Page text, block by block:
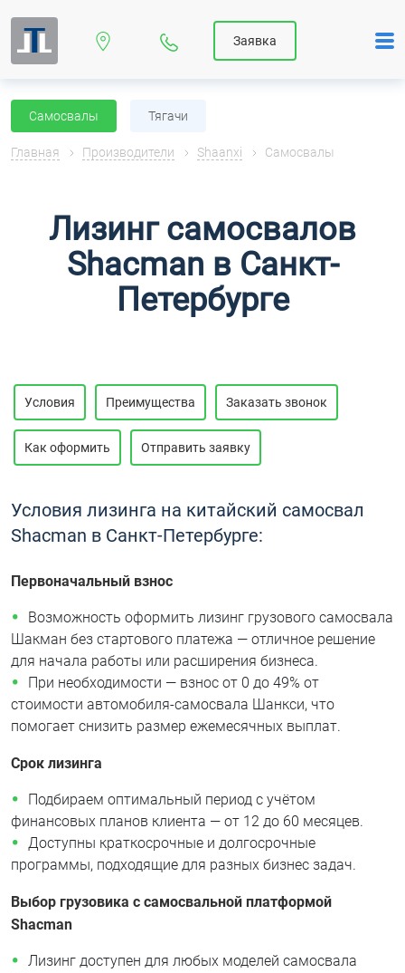
Заявка
Самосвалы Тягачи
Главная Производители Shaanxi Самосвалы
Лизинг самосвалов
Shacman в Санкт-
Петербурге
Условия Преимущества Заказать звонок
Как оформить Отправить заявку
Условия лизинга на китайский самосвал
Shacman в Санкт-Петербурге:
Первоначальный взнос
Возможность оформить лизинг грузового самосвала
Шакман без стартового платежа — отличное решение
для начала работы или расширения бизнеса.
При необходимости — взнос от 0 до 49% от
стоимости автомобиля-самосвала Шанкси, что
помогает снизить размер ежемесячных выплат.
Срок лизинга
Подбираем оптимальный период с учётом
финансовых планов клиента — от 12 до 60 месяцев.
Доступны краткосрочные и долгосрочные
программы, подходящие для разных бизнес задач.
Выбор грузовика с самосвальной платформой
Shacman
Лизинг доступен для любых моделей самосвала